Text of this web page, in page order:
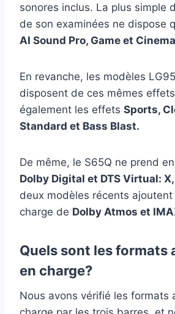
sonores inclus. La plus simple
de son examinées ne dispose
AI Sound Pro, Game et
En revanche, les modèles
disposent de ces mêmes
également les effets Sports,
Standard et Bass Blast.
De même, le S65Q ne prend
Dolby Digital et DTS Virtual:
deux modèles récents ajoutent
charge de Dolby Atmos et
Quels sont les formats
en charge?
Nous avons vérifié les formats